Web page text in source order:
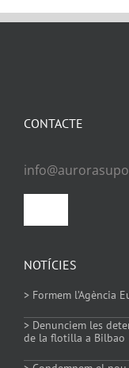
NOTÍCIES
> Formem l’Agència
> Denunciem les
de la flotilla a Bilbao
CONTACTE
Política de